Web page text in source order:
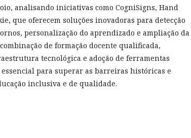
analisando iniciativas como CogniSigns, Hand
que oferecem soluções inovadoras para detecção
personalização do aprendizado e ampliação da
de formação docente qualificada,
tecnológica e adoção de ferramentas
essencial para superar as barreiras históricas e
inclusiva e de qualidade.